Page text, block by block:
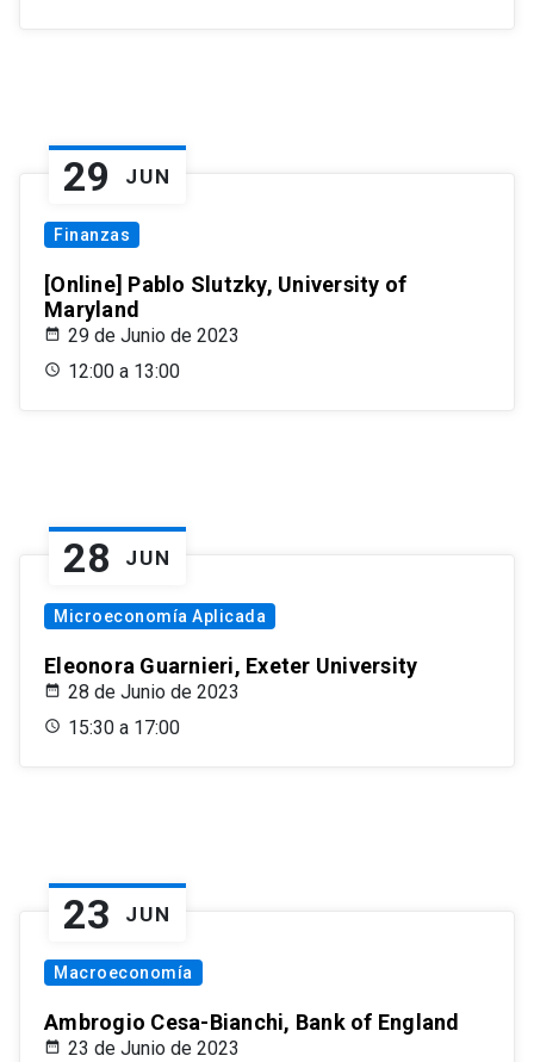
29 JUN
Finanzas
[Online] Pablo Slutzky, University of
Maryland
29 de Junio de 2023
12:00 a 13:00
28 JUN
Microeconomía Aplicada
Eleonora Guarnieri, Exeter University
28 de Junio de 2023
15:30 a 17:00
23 JUN
Macroeconomía
Ambrogio Cesa-Bianchi, Bank of England
23 de Junio de 2023